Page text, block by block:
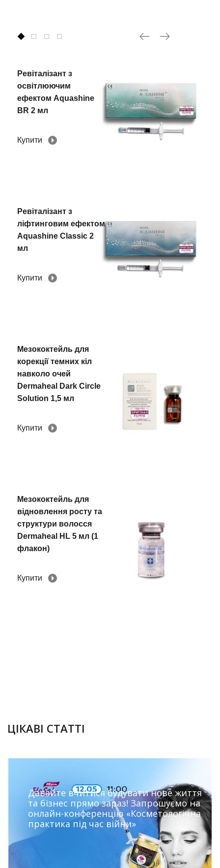
Ревіталізант з
освітлюючим
ефектом Aquashine
BR 2 мл
Купити
Ревіталізант з
ліфтинговим ефектом
Aquashine Classic 2
мл
Купити
Мезококтейль для
корекції темних кіл
навколо очей
Dermaheal Dark Circle
Solution 1,5 мл
Купити
Мезококтейль для
відновлення росту та
структури волосся
Dermaheal HL 5 мл (1
флакон)
Купити
ЦІКАВІ СТАТТІ
Давайте вчитися будувати нове життя
та бізнес прямо зараз! Запрошуємо на
онлайн-конференцію «Косметологічна
практика під час війни»